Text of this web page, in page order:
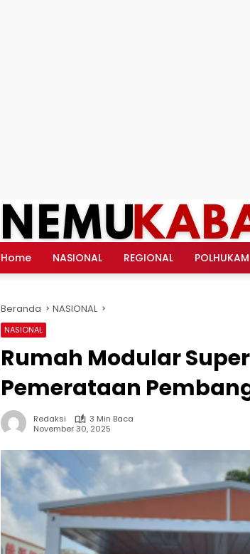
Home NASIONAL REGIONAL POLHUKAM
Beranda NASIONAL
NASIONAL
Rumah Modular
Pemerataan
Redaksi
3 Min Baca
November 30, 2025